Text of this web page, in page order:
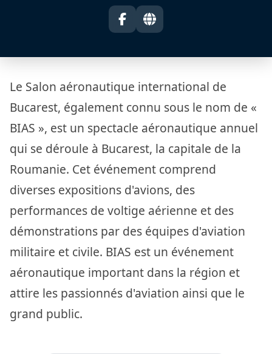
Le Salon aéronautique international de
Bucarest, également connu sous le nom de «
BIAS », est un spectacle aéronautique annuel
qui se déroule à Bucarest, la capitale de la
Roumanie. Cet événement comprend
diverses expositions d'avions, des
performances de voltige aérienne et des
démonstrations par des équipes d'aviation
militaire et civile. BIAS est un événement
aéronautique important dans la région et
attire les passionnés d'aviation ainsi que le
grand public.